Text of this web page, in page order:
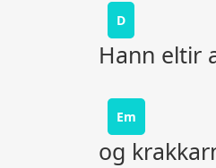
D
Hann eltir
Em
og